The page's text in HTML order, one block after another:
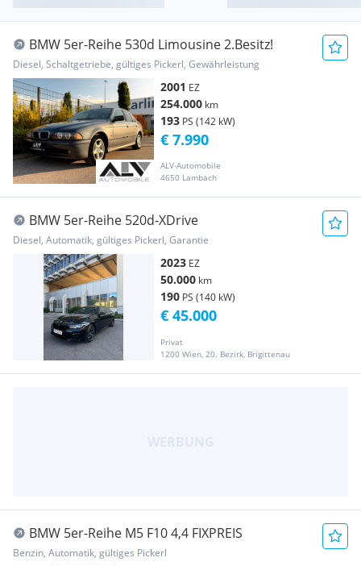
BMW 5er-Reihe 530d Limousine 2.Besitz!
Diesel, Schaltgetriebe, gültiges Pickerl, Gewährleistung
2001 EZ
254.000 km
193 PS (142 kW)
ALV-Automobile
4650 Lambach
€ 7.990
BMW 5er-Reihe 520d-XDrive
Diesel, Automatik, gültiges Pickerl, Garantie
2023 EZ
50.000 km
190 PS (140 kW)
Privat
1200 Wien, 20. Bezirk, Brigittenau
€ 45.000
BMW 5er-Reihe M5 F10 4,4 FIXPREIS
Benzin, Automatik, gültiges Pickerl